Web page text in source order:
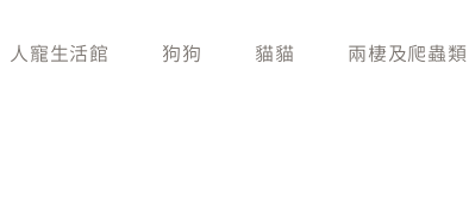
人寵生活館 狗狗 貓貓 兩棲及爬蟲類